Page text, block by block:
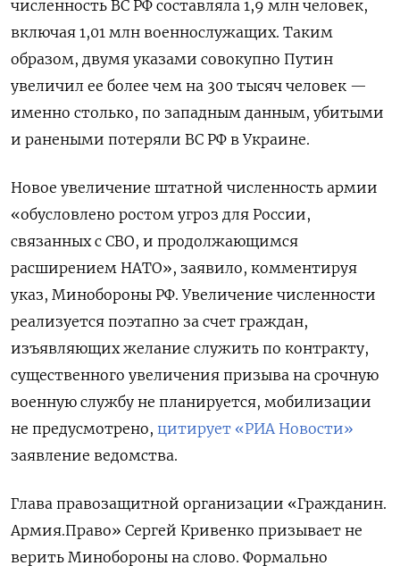
численность ВС РФ составляла 1,9 млн человек,
включая 1,01 млн военнослужащих. Таким
образом, двумя указами совокупно Путин
увеличил ее более чем на 300 тысяч человек —
именно столько, по западным данным, убитыми
и ранеными потеряли ВС РФ в Украине.
Новое увеличение штатной численность армии
«обусловлено ростом угроз для России,
связанных с СВО, и продолжающимся
расширением НАТО», заявило, комментируя
указ, Минобороны РФ. Увеличение численности
реализуется поэтапно за счет граждан,
изъявляющих желание служить по контракту,
существенного увеличения призыва на срочную
военную службу не планируется, мобилизации
не предусмотрено, цитирует «РИА Новости»
заявление ведомства.
Глава правозащитной организации «Гражданин.
Армия.Право» Сергей Кривенко призывает не
верить Минобороны на слово. Формально